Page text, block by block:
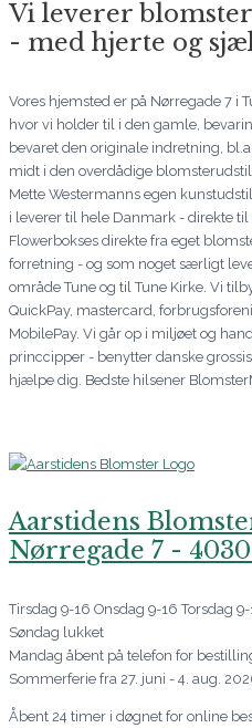
Vi leverer
- med hjerte og
Vores hjemsted er på Nørregade 7 i
hvor vi holder til i den gamle,
bevaret den originale indretning,
midt i den overdådige
Mette Westermanns egen
i leverer til hele Danmark - direkte
Flowerbokses direkte fra eget
forretning - og som noget særligt
område Tune og til Tune Kirke. Vi
QuickPay, mastercard,
MobilePay. Vi går op i miljøet og
princcipper - benytter danske
hjælpe dig. Bedste hilsener
Aarstidens
Nørregade 7 -
Tirsdag 9-16 Onsdag 9-16 Torsdag
Søndag lukket
Mandag åbent på telefon for
Sommerferie fra 27. juni - 4. aug.
Åbent 24 timer i døgnet for online